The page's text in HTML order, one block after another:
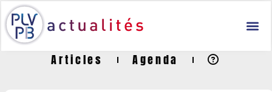
Articles Agenda